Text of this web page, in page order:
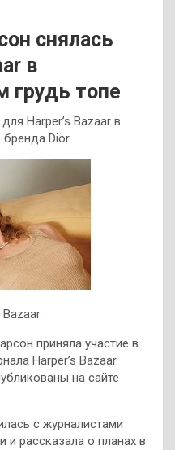
снялась
в
грудь топе
Harper’s Bazaar в
Dior
приняла участие в
Harper’s Bazaar.
на сайте
с журналистами
и рассказала о планах в